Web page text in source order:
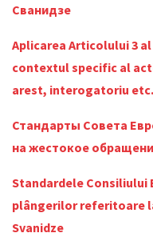
Сванидзе
Aplicarea Articolului 3
contextul specific al
arest, interogatoriu
Стандарты Совета
на жестокое
Standardele Consiliului
plângerilor referitoare
Svanidze